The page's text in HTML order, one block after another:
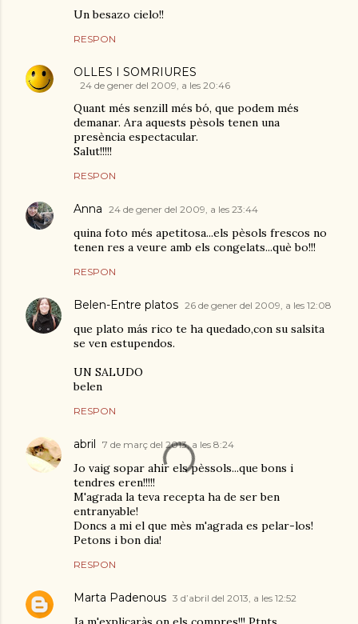
Un besazo cielo!!
RESPON
OLLES I SOMRIURES
24 de gener del 2009, a les 20:46
Quant més senzill més bó, que podem més
demanar. Ara aquests pèsols tenen una
presència espectacular.
Salut!!!!!
RESPON
Anna 24 de gener del 2009, a les 23:44
quina foto més apetitosa...els pèsols frescos no
tenen res a veure amb els congelats...què bo!!!
RESPON
Belen-Entre platos 26 de gener del 2009, a les 12:08
que plato más rico te ha quedado,con su salsita
se ven estupendos.
UN SALUDO
belen
RESPON
abril 7 de març del 2013, a les 8:24
Jo vaig sopar ahir els pèssols...que bons i
tendres eren!!!!!
M'agrada la teva recepta ha de ser ben
entranyable!
Doncs a mi el que mès m'agrada es pelar-los!
Petons i bon dia!
RESPON
Marta Padenous 3 d’abril del 2013, a les 12:52